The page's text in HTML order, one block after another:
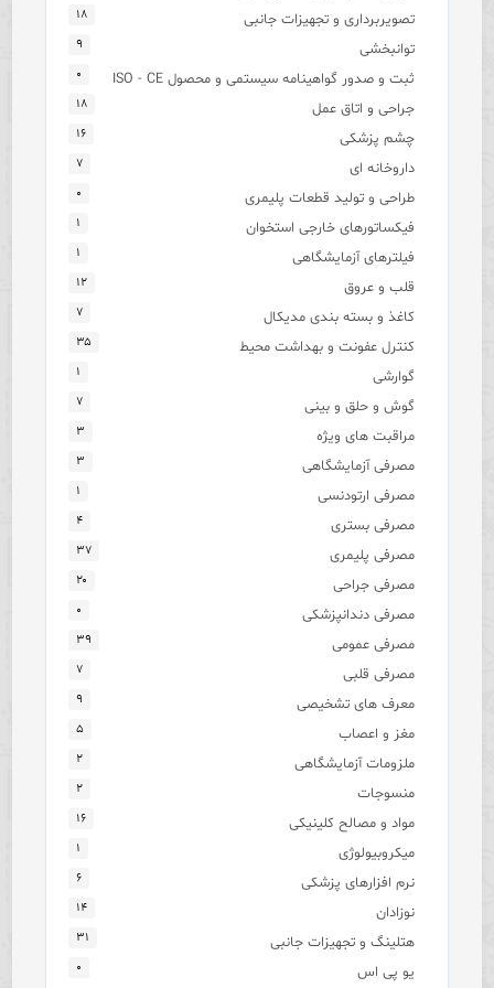
تصویربرداری و تجهیزات جانبی ۱۸
توانبخشی ۹
ثبت و صدور گواهینامه سیستمی و محصول ISO - CE ۰
جراحی و اتاق عمل ۱۸
چشم پزشکی ۱۶
داروخانه ای ۷
طراحی و تولید قطعات پلیمری ۰
فیکساتورهای خارجی استخوان ۱
فیلترهای آزمایشگاهی ۱
قلب و عروق ۱۲
کاغذ و بسته بندی مدیکال ۷
کنترل عفونت و بهداشت محیط ۳۵
گوارشی ۱
گوش و حلق و بینی ۷
مراقبت های ویژه ۳
مصرفی آزمایشگاهی ۳
مصرفی ارتودنسی ۱
مصرفی بستری ۴
مصرفی پلیمری ۳۷
مصرفی جراحی ۲۰
مصرفی دندانپزشکی ۰
مصرفی عمومی ۳۹
مصرفی قلبی ۷
معرف های تشخیصی ۹
مغز و اعصاب ۵
ملزومات آزمایشگاهی ۲
منسوجات ۲
مواد و مصالح کلینیکی ۱۶
میکروبیولوژی ۱
نرم افزارهای پزشکی ۶
نوزادان ۱۴
هتلینگ و تجهیزات جانبی ۳۱
یو پی اس ۰